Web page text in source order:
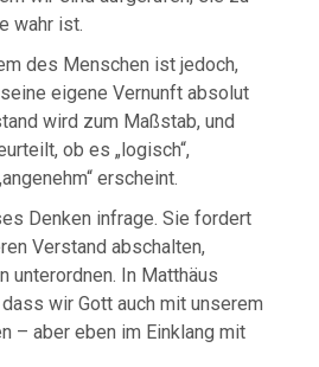
wahr ist.
des Menschen ist jedoch,
eigene Vernunft absolut
wird zum Maßstab, und
ob es „logisch“,
erscheint.
Denken infrage. Sie fordert
Verstand abschalten,
unterordnen. In Matthäus
wir Gott auch mit unserem
– aber eben im Einklang mit